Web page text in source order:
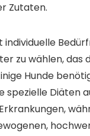
Zutaten.
zu wählen, das
Hunde
spezielle Diäten